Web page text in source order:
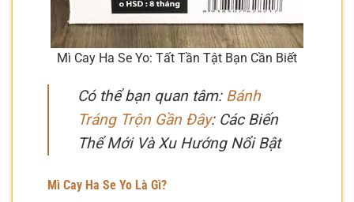
Mì Cay Ha Se Yo: Tất Tần Tật Bạn Cần Biết
Có thể bạn quan tâm: Bánh
Tráng Trộn Gần Đây: Các Biến
Thể Mới Và Xu Hướng Nổi Bật
Mì Cay Ha Se Yo Là Gì?